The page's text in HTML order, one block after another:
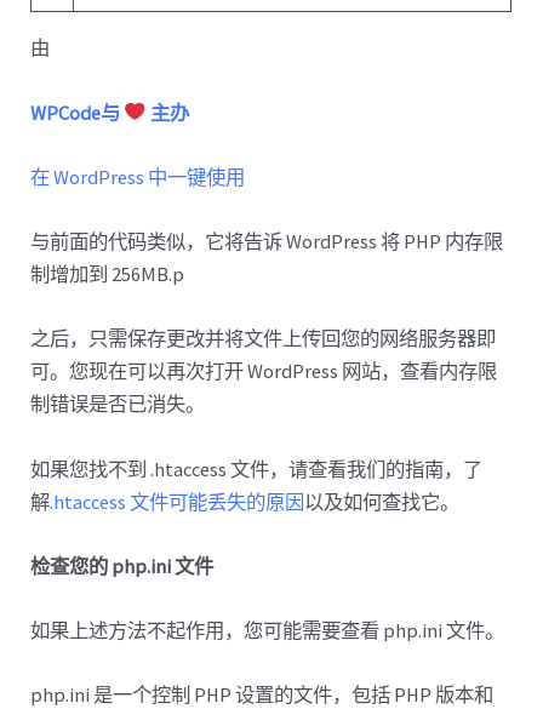
由
WPCode与 主办
在 WordPress 中一键使用
与前面的代码类似，它将告诉 WordPress 将 PHP 内存限
制增加到 256MB.p
之后，只需保存更改并将文件上传回您的网络服务器即
可。您现在可以再次打开 WordPress 网站，查看内存限
制错误是否已消失。
如果您找不到 .htaccess 文件，请查看我们的指南，了
解.htaccess 文件可能丢失的原因以及如何查找它。
检查您的 php.ini 文件
如果上述方法不起作用，您可能需要查看 php.ini 文件。
php.ini 是一个控制 PHP 设置的文件，包括 PHP 版本和